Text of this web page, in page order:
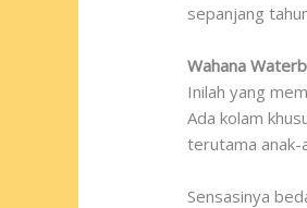
sepanjang
Wahana
Inilah yang
Ada kolam
terutama anak-
Sensasinya